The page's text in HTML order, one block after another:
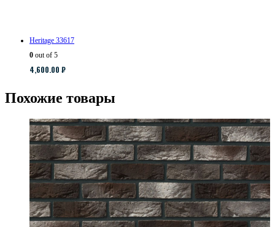
Heritage 33617
0 out of 5
4,600.00 ₽
Похожие товары